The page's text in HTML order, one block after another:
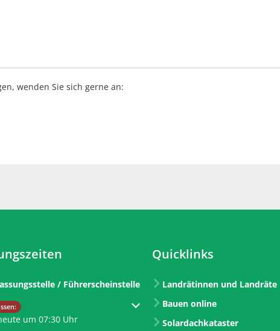
wenden Sie sich gerne an:
/ Führerscheinstelle
um weitere Öffnungs- oder Schließzeiten auszublenden
um 07:30 Uhr
Quicklinks
Landrätinnen und Landräte
Bauen online
Solardachkataster